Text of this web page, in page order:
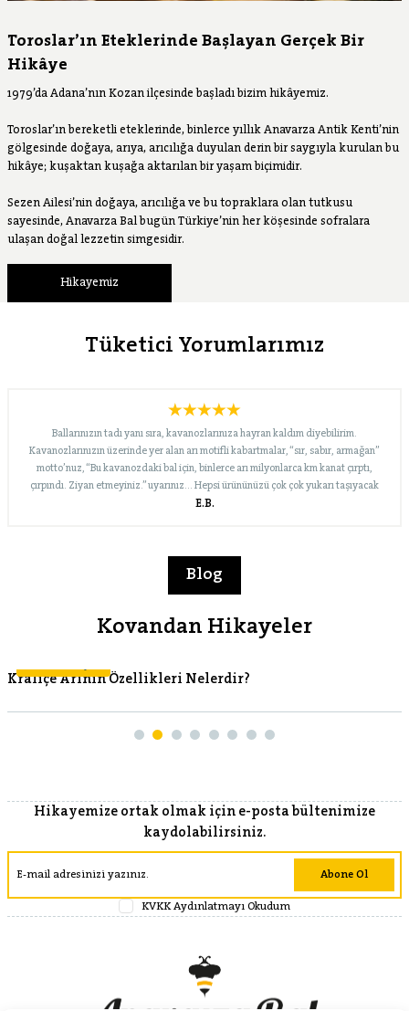
Toroslar’ın Eteklerinde Başlayan Gerçek Bir
Hikâye
1979’da Adana’nın Kozan ilçesinde başladı bizim hikâyemiz.
Toroslar’ın bereketli eteklerinde, binlerce yıllık Anavarza Antik Kenti’nin
gölgesinde doğaya, arıya, arıcılığa duyulan derin bir saygıyla kurulan bu
hikâye; kuşaktan kuşağa aktarılan bir yaşam biçimidir.
Sezen Ailesi’nin doğaya, arıcılığa ve bu topraklara olan tutkusu
sayesinde, Anavarza Bal bugün Türkiye’nin her köşesinde sofralara
ulaşan doğal lezzetin simgesidir.
Hikayemiz
Tüketici Yorumlarımız
Ballarınızın tadı yanı sıra, kavanozlarınıza hayran kaldım diyebilirim.
Kavanozlarınızın üzerinde yer alan arı motifli kabartmalar, “sır, sabır, armağan”
motto’nuz, “Bu kavanozdaki bal için, binlerce arı milyonlarca km kanat çırptı,
çırpındı. Ziyan etmeyiniz.” uyarınız… Hepsi ürününüzü çok çok yukarı taşıyacak
nitelikte. Bugün merak edip Internet’te biraz araştırınca, “süzme çiçek” dışında
E.B.
Blog
Kovandan Hikayeler
Kraliçe Arının Özellikleri Nelerdir?
Hikayemize ortak olmak için e-posta bültenimize
kaydolabilirsiniz.
KVKK Aydınlatmayı Okudum
Abone Ol